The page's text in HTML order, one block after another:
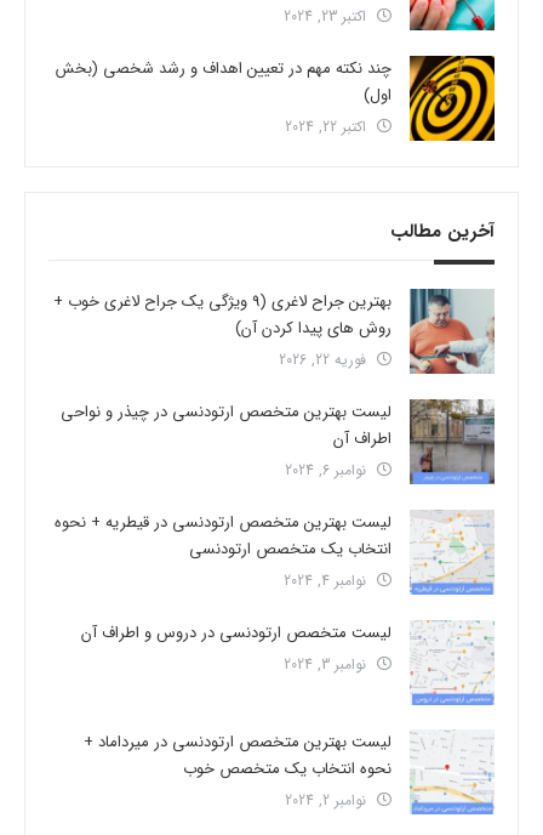
اکتبر 23, 2024
چند نکته مهم در تعیین اهداف و رشد شخصی (بخش
اول)
اکتبر 22, 2024
آخرین مطالب
بهترین جراح لاغری (9 ویژگی یک جراح لاغری خوب +
روش های پیدا کردن آن)
فوریه 22, 2026
لیست بهترین متخصص ارتودنسی در چیذر و نواحی
اطراف آن
نوامبر 6, 2024
لیست بهترین متخصص ارتودنسی در قیطریه + نحوه
انتخاب یک متخصص ارتودنسی
نوامبر 4, 2024
لیست متخصص ارتودنسی در دروس و اطراف آن
نوامبر 3, 2024
لیست بهترین متخصص ارتودنسی در میرداماد +
نحوه انتخاب یک متخصص خوب
نوامبر 2, 2024